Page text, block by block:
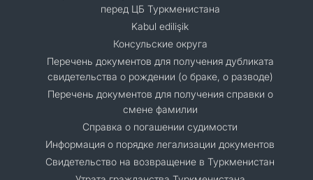
перед ЦБ Туркменистана
Kabul edilişik
Консульские округа
Перечень документов для получения дубликата
свидетельства о рождении (о браке, о разводе)
Перечень документов для получения справки о
смене фамилии
Справка о погашении судимости
Информация о порядке легализации документов
Cвидетельство на возвращение в Туркменистан